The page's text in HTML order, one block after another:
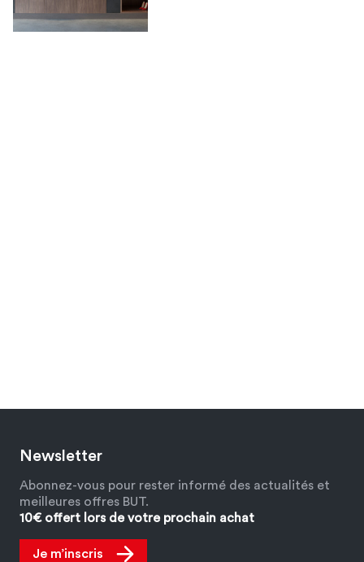
Newsletter
Abonnez-vous pour rester informé des actualités et
meilleures offres BUT.
10€ offert lors de votre prochain achat
Je m’inscris